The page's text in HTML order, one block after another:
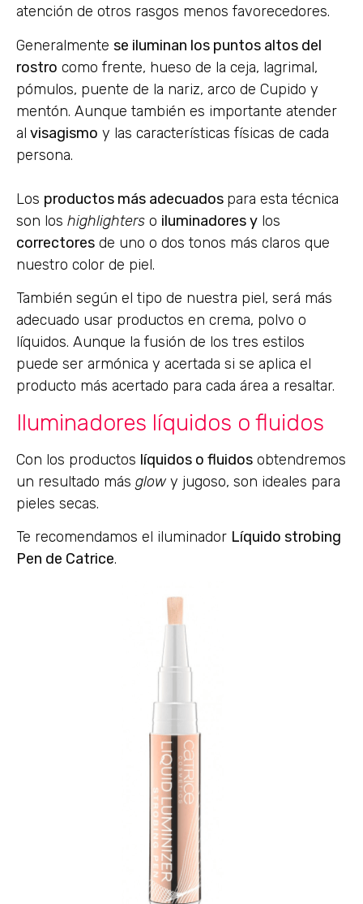
atención de otros rasgos menos favorecedores.
Generalmente se iluminan los puntos altos del
rostro como frente, hueso de la ceja, lagrimal,
pómulos, puente de la nariz, arco de Cupido y
mentón. Aunque también es importante atender
al visagismo y las características físicas de cada
persona.
Los productos más adecuados para esta técnica
son los highlighters o iluminadores y los
correctores de uno o dos tonos más claros que
nuestro color de piel.
También según el tipo de nuestra piel, será más
adecuado usar productos en crema, polvo o
líquidos. Aunque la fusión de los tres estilos
puede ser armónica y acertada si se aplica el
producto más acertado para cada área a resaltar.
Iluminadores líquidos o fluidos
Con los productos líquidos o fluidos obtendremos
un resultado más glow y jugoso, son ideales para
pieles secas.
Te recomendamos el iluminador Líquido strobing
Pen de Catrice.